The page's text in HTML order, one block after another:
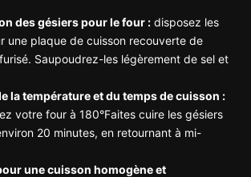
des gésiers pour le four : disposez les
une plaque de cuisson recouverte de
Saupoudrez-les légèrement de sel et
la température et du temps de cuisson :
votre four à 180°Faites cuire les gésiers
20 minutes, en retournant à mi-
une cuisson homogène et